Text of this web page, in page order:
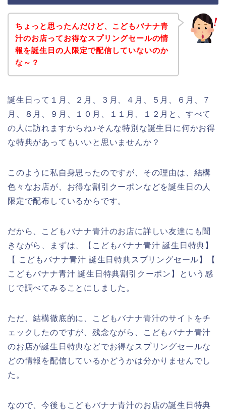
ちょっと思ったんだけど、こどもバナナ青
汁のお店ってお得なスプリングセールの情
報を誕生日の人限定で配信していないのか
な～？
誕生日って１月、２月、３月、４月、５月、６月、７
月、８月、９月、１０月、１１月、１２月と、すべて
の人に訪れますからね♪そんな特別な誕生日に何かお得
な特典があってもいいと思いませんか？
このように私自身思ったのですが、その理由は、結構
色々なお店が、お得な割引クーポンなどを誕生日の人
限定で配布しているからです。
だから、こどもバナナ青汁のお店に詳しい友達にも聞
きながら、まずは、【こどもバナナ青汁 誕生日特典】
【 こどもバナナ青汁 誕生日特典スプリングセール】【
こどもバナナ青汁 誕生日特典割引クーポン】という感
じで調べてみることにしました。
ただ、結構徹底的に、こどもバナナ青汁のサイトをチ
ェックしたのですが、残念ながら、こどもバナナ青汁
のお店が誕生日特典などでお得なスプリングセールな
どの情報を配信しているかどうかは分かりませんでし
た。
なので、今後もこどもバナナ青汁のお店の誕生日特典